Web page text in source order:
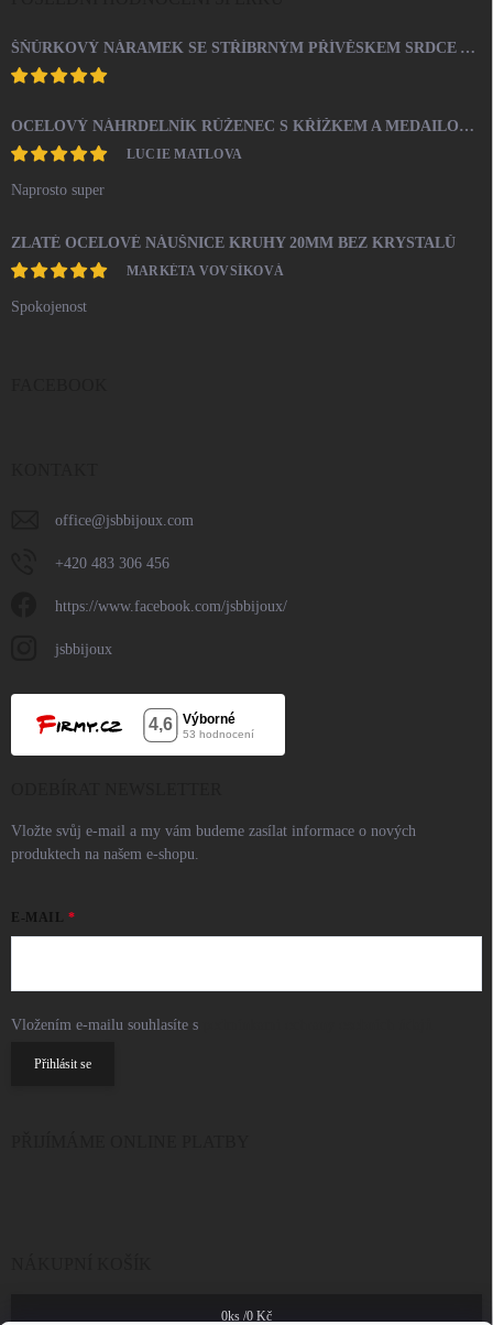
ŠŇŮRKOVÝ NÁRAMEK SE STŘÍBRNÝM PŘÍVĚSKEM SRDCE A KRYSTALY SWAROVSKI CRYSTAL (STŘÍBRO 925/1000)
OCELOVÝ NÁHRDELNÍK RŮŽENEC S KŘÍŽKEM A MEDAILONEM
LUCIE MATLOVA
Naprosto super
ZLATÉ OCELOVÉ NÁUŠNICE KRUHY 20MM BEZ KRYSTALŮ
MARKÉTA VOVSÍKOVÁ
Spokojenost
office@jsbbijoux.com
+420 483 306 456
https://www.facebook.com/jsbbijoux/
jsbbijoux
Vložte svůj e-mail a my vám budeme zasílat informace o nových
produktech na našem e-shopu.
E-MAIL
Vložením e-mailu souhlasíte s
Přihlásit se
0ks /0 Kč